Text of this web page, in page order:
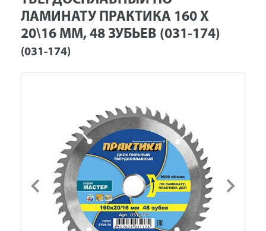
ЛАМИНАТУ ПРАКТИКА 160 Х
20\16 ММ, 48 ЗУБЬЕВ (031-174)
(031-174)